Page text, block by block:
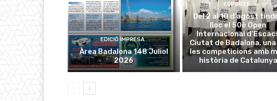
EDICIÓ IMPRESA
Àrea Badalona 148 Juliol
2026
ESPORTS
Del 2 al 10 d’agost
lloc el 50è Open
Internacional
Ciutat de Badalona, una
les competicions amb
història de Catalunya